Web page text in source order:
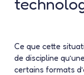
Ce que cette
de discipline
certains formats